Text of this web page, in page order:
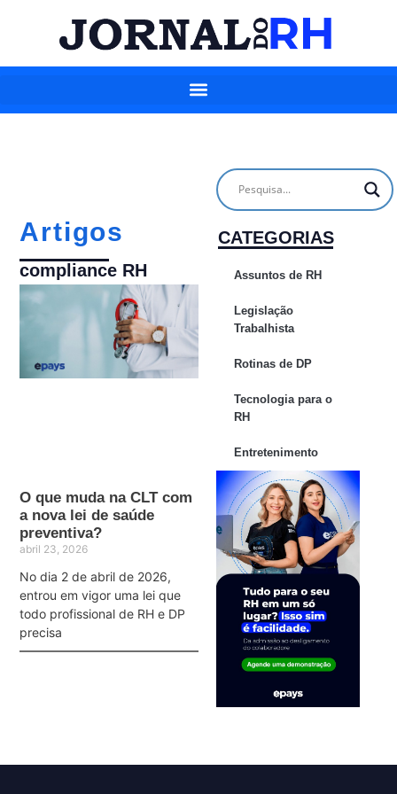
Artigos
compliance RH
O que muda na CLT com
a nova lei de saúde
preventiva?
abril 23, 2026
No dia 2 de abril de 2026,
entrou em vigor uma lei que
todo profissional de RH e DP
precisa
CATEGORIAS
Assuntos de RH
Legislação
Trabalhista
Rotinas de DP
Tecnologia para o
RH
Entretenimento